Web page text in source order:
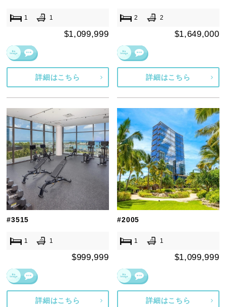
1 1
$1,099,999
詳細はこちら
2 2
$1,649,000
詳細はこちら
#3515
1 1
$999,999
詳細はこちら
#2005
1 1
$1,099,999
詳細はこちら